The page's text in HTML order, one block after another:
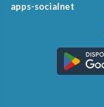
apps-socialnet